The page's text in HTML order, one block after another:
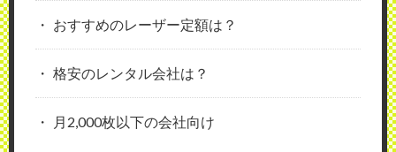
おすすめのレーザー定額は？
格安のレンタル会社は？
月2,000枚以下の会社向け